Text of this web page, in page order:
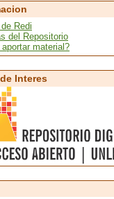
Redi
del Repositorio
material?
Interes